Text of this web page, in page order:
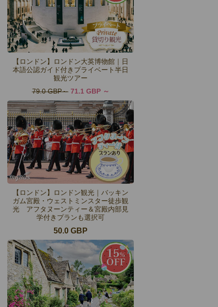
【ロンドン】ロンドン大英博物館｜日
本語公認ガイド付きプライベート半日
観光ツアー
79.0 GBP
71.1 GBP
【ロンドン】ロンドン観光｜バッキン
ガム宮殿・ウェストミンスター徒歩観
光 アフタヌーンティー＆宮殿内部見
学付きプランも選択可
50.0 GBP